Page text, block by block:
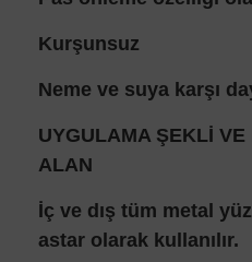
Kurşunsuz
Neme ve suya karşı
UYGULAMA ŞEKLİ
ALAN
İç ve dış tüm metal
astar olarak kullanılır.